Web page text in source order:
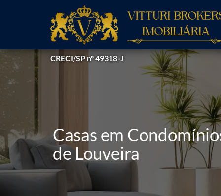
CRECI/SP nº 49318-J
Casas em
de Louveira